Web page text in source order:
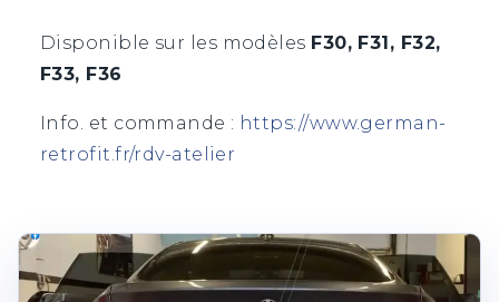
Disponible sur les modèles F30, F31, F32,
F33, F36
Info. et commande : https://www.german-
retrofit.fr/rdv-atelier